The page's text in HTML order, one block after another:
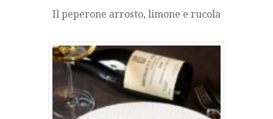
Il peperone arrosto, limone e rucola